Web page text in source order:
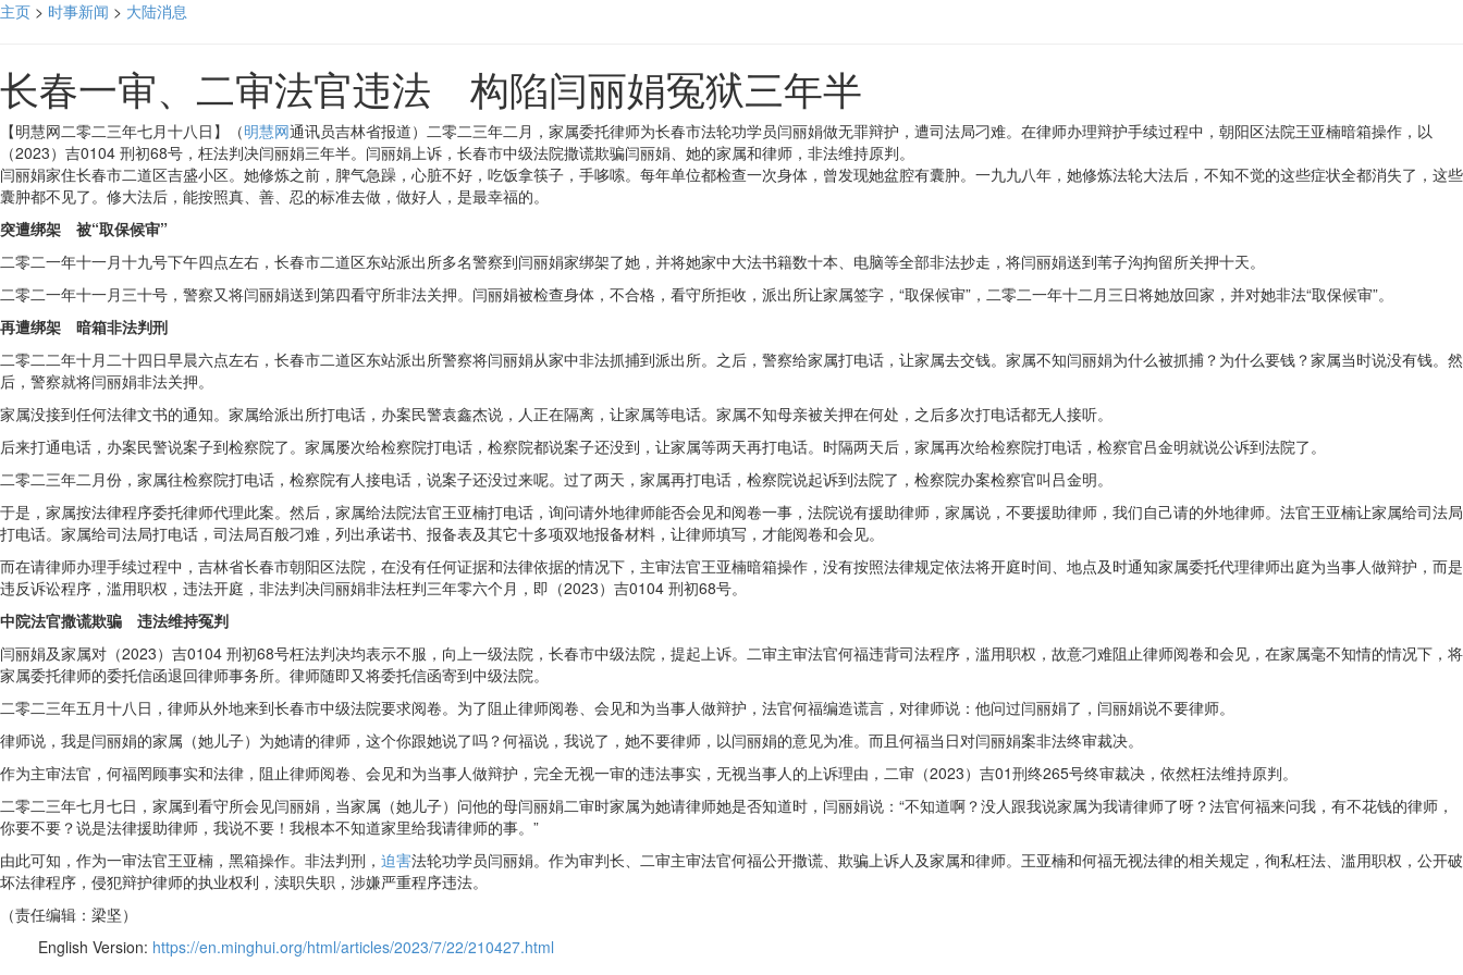
主页 > 时事新闻 > 大陆消息
长春一审、二审法官违法 构陷闫丽娟冤狱三年半
【明慧网二零二三年七月十八日】（明慧网通讯员吉林省报道）二零二三年二月，家属委托律师为长春市法轮功学员闫丽娟做无罪辩护，遭司法局刁难。在律师办理辩护手续过程中，朝阳区法院王亚楠暗箱操作，以
（2023）吉0104 刑初68号，枉法判决闫丽娟三年半。闫丽娟上诉，长春市中级法院撒谎欺骗闫丽娟、她的家属和律师，非法维持原判。
闫丽娟家住长春市二道区吉盛小区。她修炼之前，脾气急躁，心脏不好，吃饭拿筷子，手哆嗦。每年单位都检查一次身体，曾发现她盆腔有囊肿。一九九八年，她修炼法轮大法后，不知不觉的这些症状全都消失了，这些
囊肿都不见了。修大法后，能按照真、善、忍的标准去做，做好人，是最幸福的。
突遭绑架 被“取保候审”
二零二一年十一月十九号下午四点左右，长春市二道区东站派出所多名警察到闫丽娟家绑架了她，并将她家中大法书籍数十本、电脑等全部非法抄走，将闫丽娟送到苇子沟拘留所关押十天。
二零二一年十一月三十号，警察又将闫丽娟送到第四看守所非法关押。闫丽娟被检查身体，不合格，看守所拒收，派出所让家属签字，“取保候审”，二零二一年十二月三日将她放回家，并对她非法“取保候审”。
再遭绑架 暗箱非法判刑
二零二二年十月二十四日早晨六点左右，长春市二道区东站派出所警察将闫丽娟从家中非法抓捕到派出所。之后，警察给家属打电话，让家属去交钱。家属不知闫丽娟为什么被抓捕？为什么要钱？家属当时说没有钱。然
后，警察就将闫丽娟非法关押。
家属没接到任何法律文书的通知。家属给派出所打电话，办案民警袁鑫杰说，人正在隔离，让家属等电话。家属不知母亲被关押在何处，之后多次打电话都无人接听。
后来打通电话，办案民警说案子到检察院了。家属屡次给检察院打电话，检察院都说案子还没到，让家属等两天再打电话。时隔两天后，家属再次给检察院打电话，检察官吕金明就说公诉到法院了。
二零二三年二月份，家属往检察院打电话，检察院有人接电话，说案子还没过来呢。过了两天，家属再打电话，检察院说起诉到法院了，检察院办案检察官叫吕金明。
于是，家属按法律程序委托律师代理此案。然后，家属给法院法官王亚楠打电话，询问请外地律师能否会见和阅卷一事，法院说有援助律师，家属说，不要援助律师，我们自己请的外地律师。法官王亚楠让家属给司法局
打电话。家属给司法局打电话，司法局百般刁难，列出承诺书、报备表及其它十多项双地报备材料，让律师填写，才能阅卷和会见。
而在请律师办理手续过程中，吉林省长春市朝阳区法院，在没有任何证据和法律依据的情况下，主审法官王亚楠暗箱操作，没有按照法律规定依法将开庭时间、地点及时通知家属委托代理律师出庭为当事人做辩护，而是
违反诉讼程序，滥用职权，违法开庭，非法判决闫丽娟非法枉判三年零六个月，即（2023）吉0104 刑初68号。
中院法官撒谎欺骗 违法维持冤判
闫丽娟及家属对（2023）吉0104 刑初68号枉法判决均表示不服，向上一级法院，长春市中级法院，提起上诉。二审主审法官何福违背司法程序，滥用职权，故意刁难阻止律师阅卷和会见，在家属毫不知情的情况下，将
家属委托律师的委托信函退回律师事务所。律师随即又将委托信函寄到中级法院。
二零二三年五月十八日，律师从外地来到长春市中级法院要求阅卷。为了阻止律师阅卷、会见和为当事人做辩护，法官何福编造谎言，对律师说：他问过闫丽娟了，闫丽娟说不要律师。
律师说，我是闫丽娟的家属（她儿子）为她请的律师，这个你跟她说了吗？何福说，我说了，她不要律师，以闫丽娟的意见为准。而且何福当日对闫丽娟案非法终审裁决。
作为主审法官，何福罔顾事实和法律，阻止律师阅卷、会见和为当事人做辩护，完全无视一审的违法事实，无视当事人的上诉理由，二审（2023）吉01刑终265号终审裁决，依然枉法维持原判。
二零二三年七月七日，家属到看守所会见闫丽娟，当家属（她儿子）问他的母闫丽娟二审时家属为她请律师她是否知道时，闫丽娟说：“不知道啊？没人跟我说家属为我请律师了呀？法官何福来问我，有不花钱的律师，
你要不要？说是法律援助律师，我说不要！我根本不知道家里给我请律师的事。”
由此可知，作为一审法官王亚楠，黑箱操作。非法判刑， 迫害法轮功学员闫丽娟。作为审判长、二审主审法官何福公开撒谎、欺骗上诉人及家属和律师。王亚楠和何福无视法律的相关规定，徇私枉法、滥用职权，公开破
坏法律程序，侵犯辩护律师的执业权利，渎职失职，涉嫌严重程序违法。
（责任编辑：梁坚）
English Version: https://en.minghui.org/html/articles/2023/7/22/210427.html